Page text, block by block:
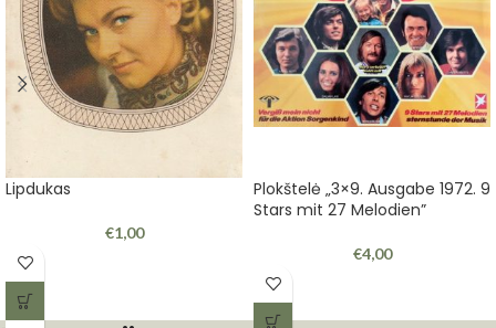
Lipdukas
€1,00
Plokštelė „3×9. Ausgabe 1972. 9
Stars mit 27 Melodien”
€4,00